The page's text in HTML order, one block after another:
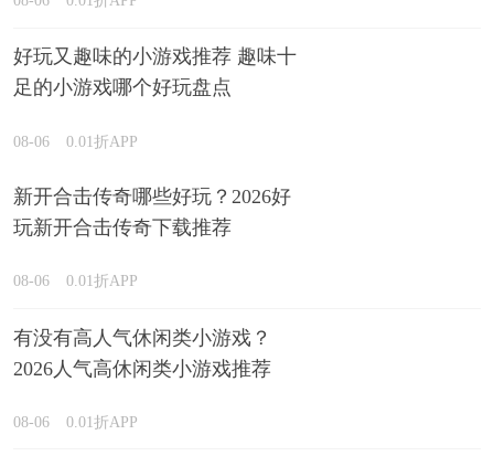
好玩又趣味的小游戏推荐 趣味十
足的小游戏哪个好玩盘点
08-06 0.01折APP
新开合击传奇哪些好玩？2026好
玩新开合击传奇下载推荐
08-06 0.01折APP
有没有高人气休闲类小游戏？
2026人气高休闲类小游戏推荐
08-06 0.01折APP